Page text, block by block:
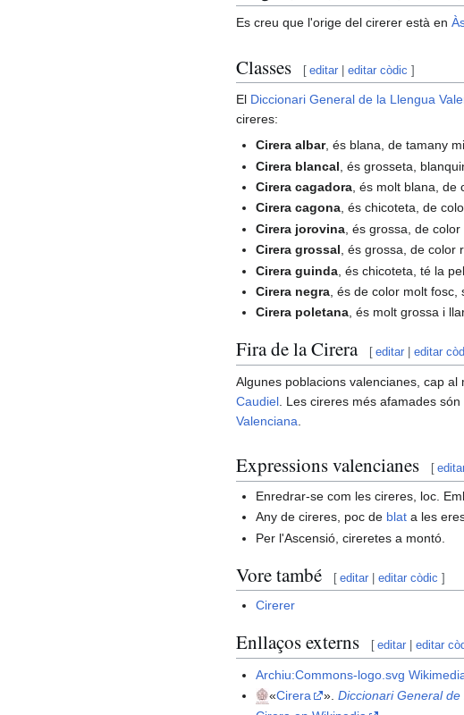
Es creu que l'orige del cirerer està en
Classes [ editar |editar còdic ]
El Diccionari General de la Llengua
cireres:
Cirera albar, és blana, de tamany
Cirera blancal , és grosseta,
Cirera cagadora , és molt blana,
Cirera cagona, és chicoteta, de
Cirera jorovina , és grossa, de
Cirera grossal, és grossa, de color
Cirera guinda , és chicoteta, té la
Cirera negra , és de color molt
Cirera poletana, és molt grossa i
Fira de la Cirera [ editar |editar
Algunes poblacions valencianes, cap al
Caudiel . Les cireres més afamades
Valenciana
Expressions valencianes [
Enredrar-se com les cireres, loc.
Any de cireres, poc de blat a les
Per l'Ascensió, cireretes a montó.
Vore també [ editar |editar còdic ]
Cirerer
Enllaços externs [ editar |editar
Archiu:Commons-logo.svg
«Cirera ».Diccionari General